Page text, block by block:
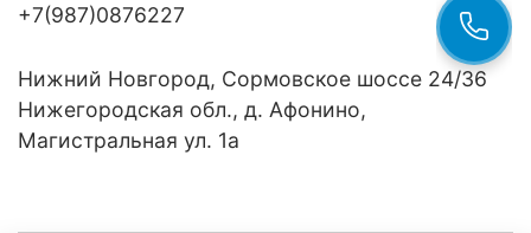
+7(987)0876227
Нижний Новгород, Сормовское шоссе 24/36
Нижегородская обл., д. Афонино,
Магистральная ул. 1а